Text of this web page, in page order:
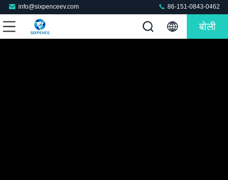
info@sixpenceev.com 86-151-0843-0462
बोली